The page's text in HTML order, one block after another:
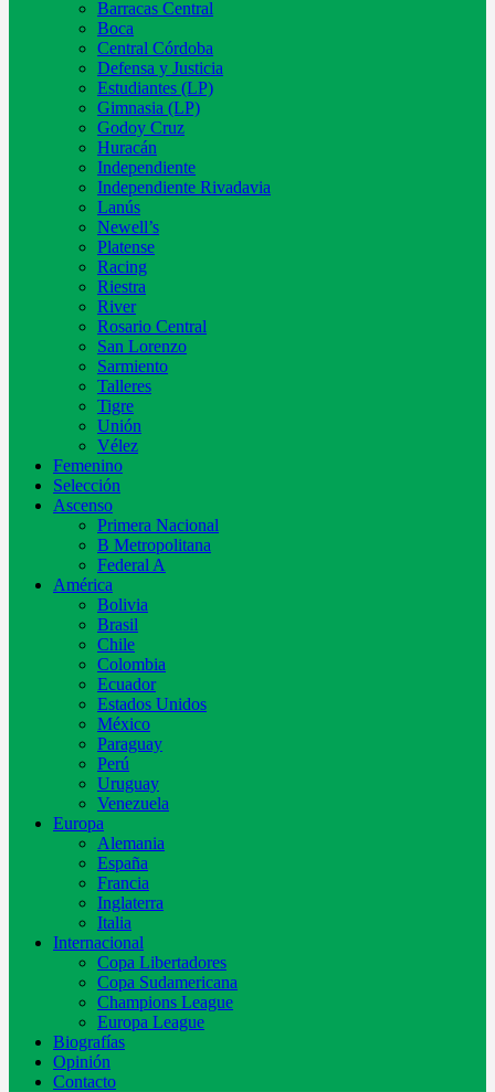
Barracas Central
Boca
Central Córdoba
Defensa y Justicia
Estudiantes (LP)
Gimnasia (LP)
Godoy Cruz
Huracán
Independiente
Independiente Rivadavia
Lanús
Newell’s
Platense
Racing
Riestra
River
Rosario Central
San Lorenzo
Sarmiento
Talleres
Tigre
Unión
Vélez
Femenino
Selección
Ascenso
Primera Nacional
B Metropolitana
Federal A
América
Bolivia
Brasil
Chile
Colombia
Ecuador
Estados Unidos
México
Paraguay
Perú
Uruguay
Venezuela
Europa
Alemania
España
Francia
Inglaterra
Italia
Internacional
Copa Libertadores
Copa Sudamericana
Champions League
Europa League
Biografías
Opinión
Contacto